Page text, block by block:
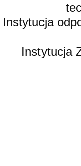
Instytucja
Instytucja